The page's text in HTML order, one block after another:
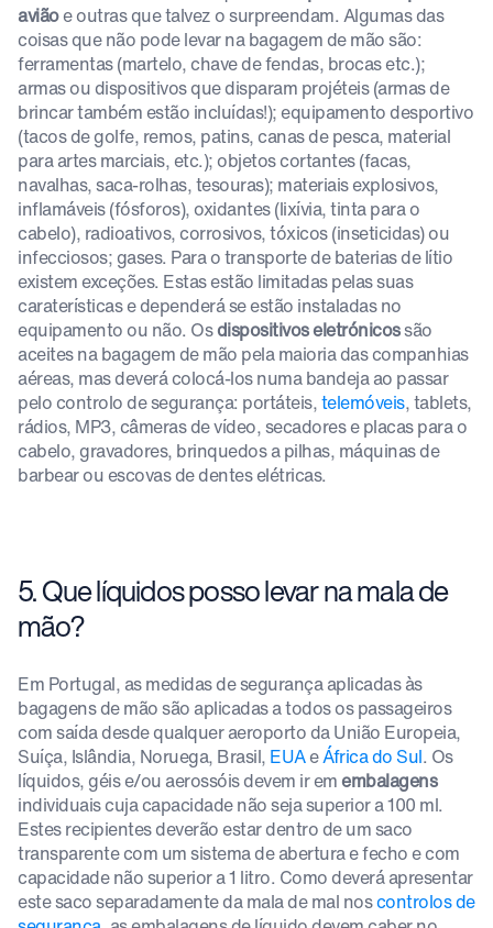
aviãoe outras que talvez o surpreendam. Algumas das
coisas que não pode levar na bagagem de mão são:
ferramentas (martelo, chave de fendas, brocas etc.);
armas ou dispositivos que disparam projéteis (armas de
brincar também estão incluídas!); equipamento desportivo
(tacos de golfe, remos, patins, canas de pesca, material
para artes marciais, etc.); objetos cortantes (facas,
navalhas, saca-rolhas, tesouras); materiais explosivos,
inflamáveis (fósforos), oxidantes (lixívia, tinta para o
cabelo), radioativos, corrosivos, tóxicos (inseticidas) ou
infecciosos; gases. Para o transporte de baterias de lítio
existem exceções. Estas estão limitadas pelas suas
caraterísticas e dependerá se estão instaladas no
equipamento ou não. Osdispositivos eletrónicossão
aceites na bagagem de mão pela maioria das companhias
aéreas, mas deverá colocá-los numa bandeja ao passar
pelo controlo de segurança: portáteis,telemóveis, tablets,
rádios, MP3, câmeras de vídeo, secadores e placas para o
cabelo, gravadores, brinquedos a pilhas, máquinas de
barbear ou escovas de dentes elétricas.
5. Que líquidos posso levar na mala de
mão?
Em Portugal, as medidas de segurança aplicadas às
bagagens de mão são aplicadas a todos os passageiros
com saída desde qualquer aeroporto da União Europeia,
Suíça, Islândia, Noruega, Brasil, EUAeÁfrica do Sul. Os
líquidos, géis e/ou aerossóis devem ir emembalagens
individuais cuja capacidade não seja superior a 100 ml.
Estes recipientes deverão estar dentro de um saco
transparente com um sistema de abertura e fecho e com
capacidade não superior a 1 litro. Como deverá apresentar
este saco separadamente da mala de mal noscontrolos de